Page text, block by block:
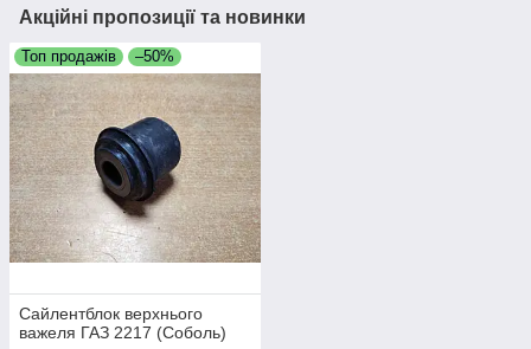
Акційні пропозиції та новинки
Топ продажів –50%
Сайлентблок верхнього
важеля ГАЗ 2217 (Соболь)